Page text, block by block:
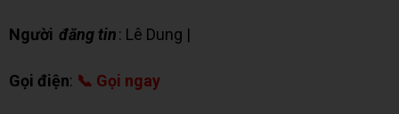
Người đăng tin: Lê Dung |
Gọi điện: 📞 Gọi ngay